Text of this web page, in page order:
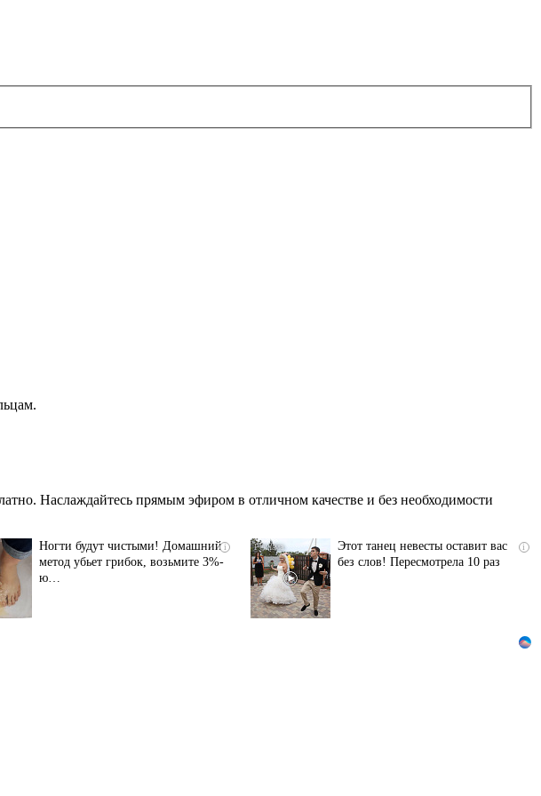
Наслаждайтесь прямым эфиром в отличном качестве и без необходимости
i
Ногти будут чистыми! Домашний
метод убьет грибок, возьмите 3%-
ю…
i
Этот танец невесты оставит вас
без слов! Пересмотрела 10 раз